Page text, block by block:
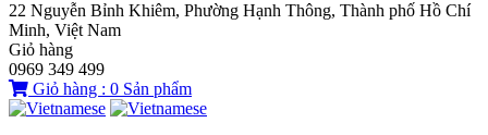
22 Nguyễn Bỉnh Khiêm, Phường Hạnh Thông, Thành phố Hồ Chí
Minh, Việt Nam
Giỏ hàng
0969 349 499
Giỏ hàng : 0 Sản phẩm